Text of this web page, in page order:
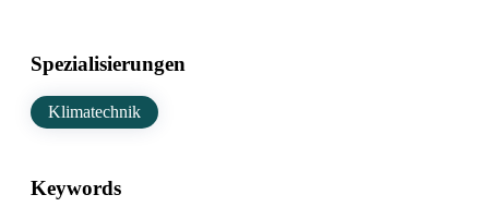
Spezialisierungen
Klimatechnik
Keywords